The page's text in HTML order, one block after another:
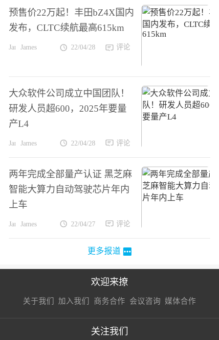
预售价22万起！丰田bZ4X国内
发布，CLTC续航最高615km
James 22/04/28 评论
大众软件公司成立中国团队！
研发人员超600，2025年要量
产L4
James 22/04/28 评论
两年完成全部量产认证 黑芝麻
智能大算力自动驾驶芯片年内
上车
James 22/04/27 评论
更多报道
欢迎来撩
关于我们 加入我们
接扔简历
商务合作
接开聊
会议咨询 媒体合作
接开聊
关注我们